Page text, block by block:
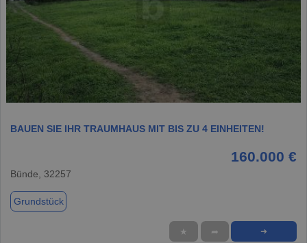
1 / 2
BAUEN SIE IHR TRAUMHAUS MIT BIS ZU 4 EINHEITEN!
160.000 €
Bünde, 32257
Grundstück
★ ➦ ➜